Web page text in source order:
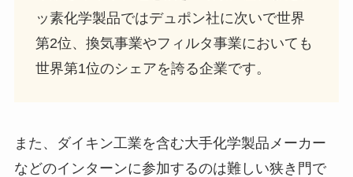
ッ素化学製品ではデュポン社に次いで世界
第2位、換気事業やフィルタ事業においても
世界第1位のシェアを誇る企業です。
また、ダイキン工業を含む大手化学製品メーカー
などのインターンに参加するのは難しい狭き門で